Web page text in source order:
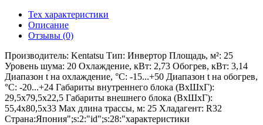
Тех характеристики
Описание
Отзывы (0)
Производитель: Kentatsu Тип: Инвертор Площадь, м²: 25
Уровень шума: 20 Охлаждение, кВт: 2,73 Обогрев, кВт: 3,14
Диапазон t на охлаждение, °С: -15...+50 Диапазон t на обогрев,
°С: -20...+24 Габариты внутреннего блока (ВхШхГ):
29,5х79,5х22,5 Габариты внешнего блока (ВхШхГ):
55,4х80,5х33 Max длина трассы, м: 25 Хладагент: R32
Страна:Япония";s:2:"id";s:28:"характеристики